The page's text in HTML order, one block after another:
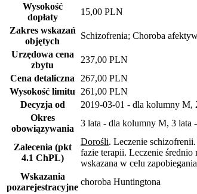
Wysokość
dopłaty
15,00 PLN
Zakres wskazań
objętych
Schizofrenia; Choroba
Urzędowa cena
zbytu
237,00 PLN
Cena detaliczna
267,00 PLN
Wysokość limitu
261,00 PLN
Decyzja od
2019-03-01 - dla kolumny M,
Okres
obowiązywania
3 lata - dla kolumny M, 3 lata
Zalecenia (pkt
4.1 ChPL)
Dorośli. Leczenie
fazie terapii. Leczenie
wskazana w celu
Wskazania
pozarejestracyjne
choroba Huntingtona